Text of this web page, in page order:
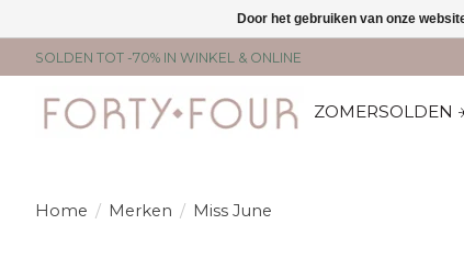
SOLDEN TOT -70% IN WINKEL & ONLINE
ZOMERSOLDEN
Home / Merken / Miss June
Door het gebruiken van onze